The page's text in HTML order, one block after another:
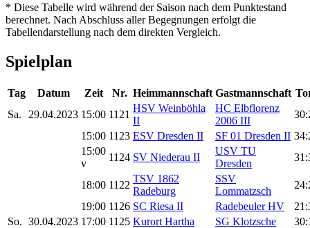
* Diese Tabelle wird während der Saison nach dem Punktestand
berechnet. Nach Abschluss aller Begegnungen erfolgt die
Tabellendarstellung nach dem direkten Vergleich.
Spielplan
Tag Datum Zeit Nr. Heimmannschaft Gastmannschaft
Sa.
29.04.2023 15:00 1121
HSV Weinböhla
II
HC Elbflorenz
2006 III
15:00 1123 ESV Dresden II SF 01 Dresden II
15:00
v
1124 SV Niederau II
USV TU
Dresden
18:00 1122
TSV 1862
Radeburg
SSV
Lommatzsch
19:00 1126 SC Riesa II Radebeuler HV
So. 30.04.2023 17:00 1125 Kurort Hartha SG Klotzsche